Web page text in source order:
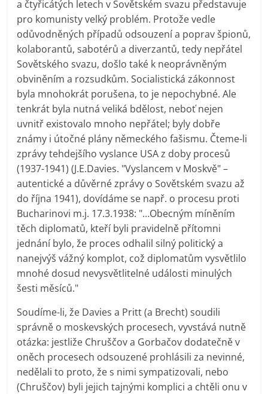
a čtyřicátých letech v Sovětském svazu představuje
pro komunisty velký problém. Protože vedle
odůvodněných případů odsouzení a poprav špionů,
kolaborantů, sabotérů a diverzantů, tedy nepřátel
Sovětského svazu, došlo také k neoprávněným
obviněním a rozsudkům. Socialistická zákonnost
byla mnohokrát porušena, to je nepochybné. Ale
tenkrát byla nutná veliká bdělost, neboť nejen
uvnitř existovalo mnoho nepřátel; byly dobře
známy i útočné plány německého fašismu. Čteme-li
zprávy tehdejšího vyslance USA z doby procesů
(1937-1941) (J.E.Davies. "Vyslancem v Moskvě" –
autentické a důvěrné zprávy o Sovětském svazu až
do října 1941), dovídáme se např. o procesu proti
Bucharinovi m.j. 17.3.1938: "…Obecným míněním
těch diplomatů, kteří byli pravidelně přítomni
jednání bylo, že proces odhalil silný politický a
nanejvýš vážný komplot, což diplomatům vysvětlilo
mnohé dosud nevysvětlitelné události minulých
šesti měsíců."
Soudíme-li, že Davies a Pritt (a Brecht) soudili
správně o moskevských procesech, vyvstává nutně
otázka: jestliže Chruščov a Gorbačov dodatečně v
oněch procesech odsouzené prohlásili za nevinné,
nedělali to proto, že s nimi sympatizovali, nebo
(Chruščov) byli jejich tajnými komplici a chtěli onu v